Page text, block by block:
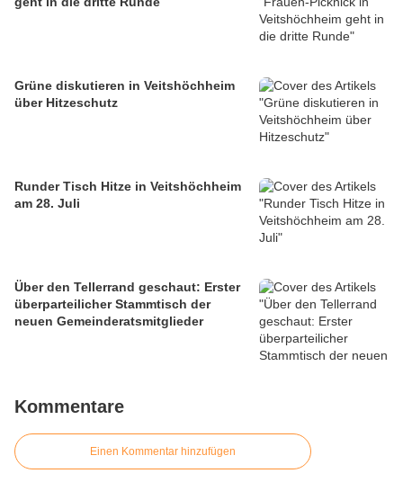
Grüne diskutieren in Veitshöchheim
über Hitzeschutz
Runder Tisch Hitze in Veitshöchheim
am 28. Juli
Über den Tellerrand geschaut: Erster
überparteilicher Stammtisch der
neuen Gemeinderatsmitglieder
Kommentare
Einen Kommentar hinzufügen